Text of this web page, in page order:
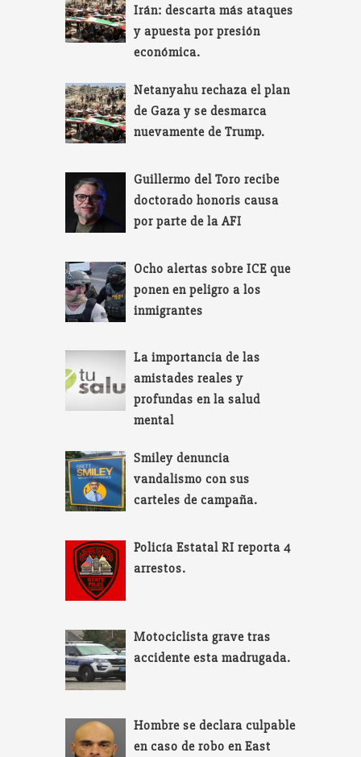
Irán: descarta más ataques
y apuesta por presión
económica.
Netanyahu rechaza el plan
de Gaza y se desmarca
nuevamente de Trump.
Guillermo del Toro recibe
doctorado honoris causa
por parte de la AFI
Ocho alertas sobre ICE que
ponen en peligro a los
inmigrantes
La importancia de las
amistades reales y
profundas en la salud
mental
Smiley denuncia
vandalismo con sus
carteles de campaña.
Policía Estatal RI reporta 4
arrestos.
Motociclista grave tras
accidente esta madrugada.
Hombre se declara culpable
en caso de robo en East